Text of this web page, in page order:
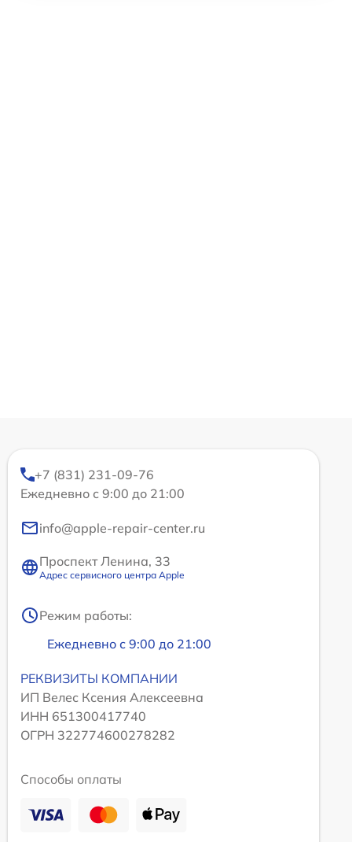
+7 (831) 231-09-76
Ежедневно с 9:00 до 21:00
info@apple-repair-center.ru
Проспект Ленина, 33
Адрес сервисного центра Apple
Режим работы:
Ежедневно с 9:00 до 21:00
РЕКВИЗИТЫ КОМПАНИИ
ИП Велес Ксения Алексеевна
ИНН 651300417740
ОГРН 322774600278282
Способы оплаты